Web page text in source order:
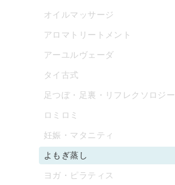
オイルマッサージ
アロマトリートメント
アーユルヴェーダ
タイ古式
足つぼ・足裏・リフレクソロジー
ロミロミ
妊娠・マタニティ
よもぎ蒸し
ヨガ・ピラティス